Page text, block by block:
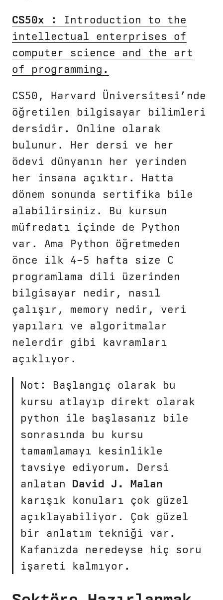
CS50x : Introduction to the
intellectual enterprises of
computer science and the art
of programming.
CS50, Harvard Üniversitesi’nde
öğretilen bilgisayar bilimleri
dersidir. Online olarak
bulunur. Her dersi ve her
ödevi dünyanın her yerinden
her insana açıktır. Hatta
dönem sonunda sertifika bile
alabilirsiniz. Bu kursun
müfredatı içinde de Python
var. Ama Python öğretmeden
önce ilk 4–5 hafta size C
programlama dili üzerinden
bilgisayar nedir, nasıl
çalışır, memory nedir, veri
yapıları ve algoritmalar
nelerdir gibi kavramları
açıklıyor.
Not: Başlangıç olarak bu
kursu atlayıp direkt olarak
python ile başlasanız bile
sonrasında bu kursu
tamamlamayı kesinlikle
tavsiye ediyorum. Dersi
anlatan David J. Malan
karışık konuları çok güzel
açıklayabiliyor. Çok güzel
bir anlatım tekniği var.
Kafanızda neredeyse hiç soru
işareti kalmıyor.